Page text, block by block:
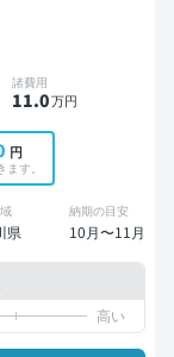
イドドア 7
諸費用
11.0万円
円
す。
県
納期の目安
10月〜11月